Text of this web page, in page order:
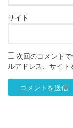
サイト
次回のコメント
ルアドレス、サイト